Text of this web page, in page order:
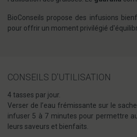
BioConseils propose des infusions
pour offrir un moment privilégié
CONSEILS D'UTILISATION
4 tasses par jour.
Verser de l’eau frémissante sur le
infuser 5 à 7 minutes pour permettre
leurs saveurs et bienfaits.